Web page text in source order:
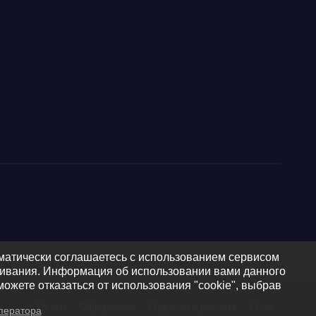
соглашаетесь с использованием сервисом
Информация об использовании вами данного
отказаться от использования "cookie", выбрав